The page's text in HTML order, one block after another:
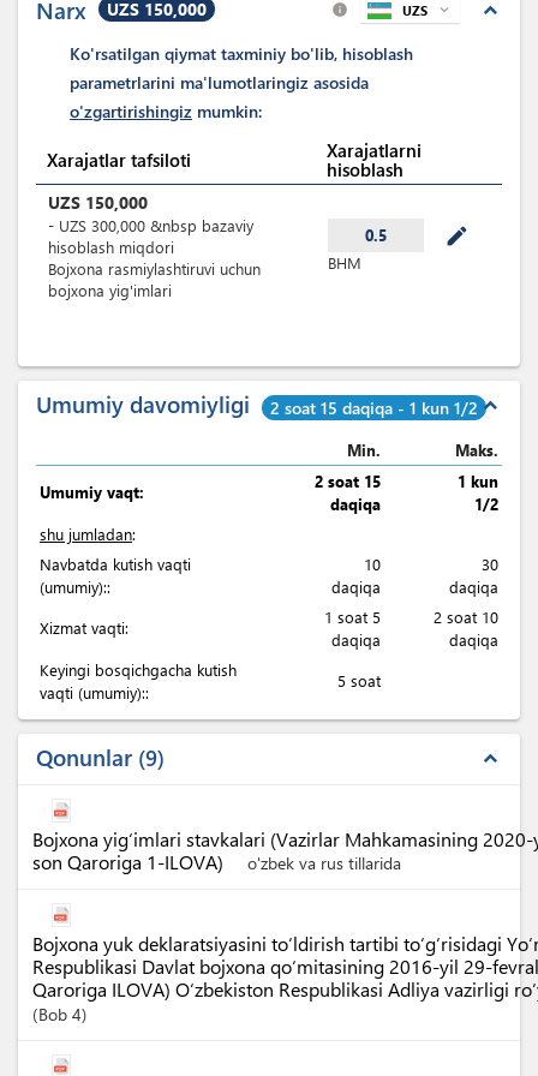
Narx UZS 150,000 expand_less
info UZS expand_more
Ko'rsatilgan qiymat taxminiy bo'lib, hisoblash
parametrlarini ma'lumotlaringiz asosida
o'zgartirishingiz mumkin:
Xarajatlar tafsiloti
Xarajatlarni
hisoblash
UZS 150,000
- UZS 300,000 &nbsp bazaviy
hisoblash miqdori
Bojxona rasmiylashtiruvi uchun
bojxona yig'imlari
0.5 mode_edit
BHM
Umumiy davomiyligi 2 soat 15 daqiqa - 1 kun 1/2 expand_less
Min. Maks.
Umumiy vaqt:
2 soat 15
daqiqa
1 kun
1/2
shu jumladan:
Navbatda kutish vaqti
(umumiy)::
10
daqiqa
30
daqiqa
Xizmat vaqti:
1 soat 5
daqiqa
2 soat 10
daqiqa
Keyingi bosqichgacha kutish
vaqti (umumiy)::
5 soat
Qonunlar 9 expand_less
Bojxona yig‘imlari stavkalari (Vazirlar Mahkamasining
son Qaroriga 1-ILOVA)
o'zbek va rus tillarida
Bojxona yuk deklaratsiyasini to‘ldirish tartibi to‘g‘risidagi
Respublikasi Davlat bojxona qo‘mitasining 2016-yil 29-
Qaroriga ILOVA) O‘zbekiston Respublikasi Adliya vazirligi
Bob 4